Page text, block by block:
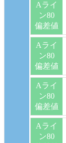
Aライ
ン80
偏差値
Aライ
ン80
偏差値
Aライ
ン80
偏差値
Aライ
ン80